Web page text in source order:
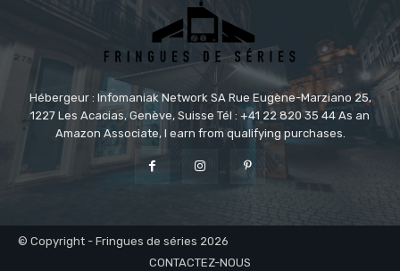
Hébergeur : Infomaniak Network SA Rue Eugène-Marziano 25,
1227 Les Acacias, Genève, Suisse Tél : +41 22 820 35 44 As an
Amazon Associate, I earn from qualifying purchases.
© Copyright - Fringues de séries 2026
CONTACTEZ-NOUS